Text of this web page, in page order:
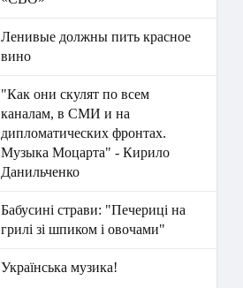
Ленивые должны пить красное
вино
"Как они скулят по всем
каналам, в СМИ и на
дипломатических фронтах.
Музыка Моцарта" - Кирило
Данильченко
Бабусині страви: "Печериці на
грилі зі шпиком і овочами"
Українська музика!